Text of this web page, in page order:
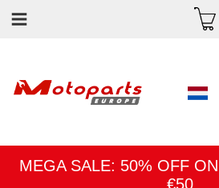
MEGA SALE: 50% OFF
€50